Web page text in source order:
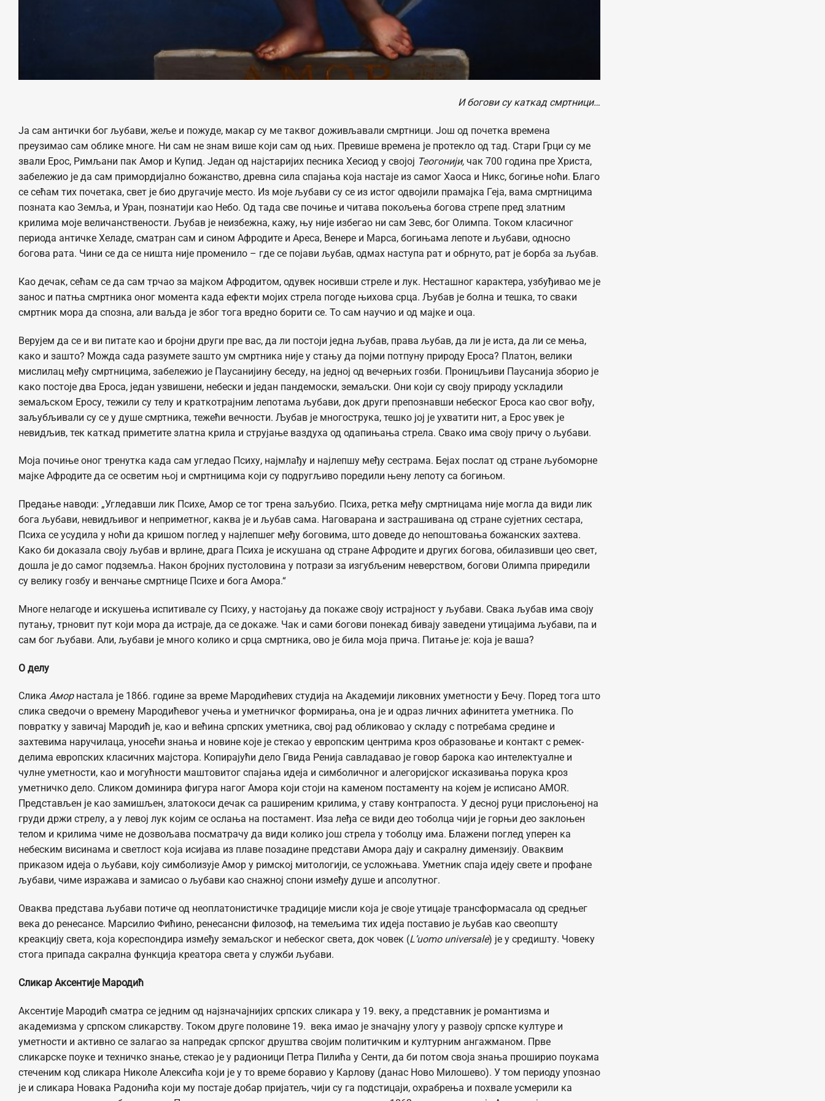
И богови су каткад смртници…
Ја сам антички бог љубави, жеље и пожуде, макар су ме таквог доживљавали смртници. Још од почетка времена
преузимао сам облике многе. Ни сам не знам више који сам од њих. Превише времена је протекло од тад. Стари Грци су ме
звали Ерос, Римљани пак Амор и Купид. Један од најстаријих песника Хесиод у својој Теогонији, чак 700 година пре Христа,
забележио је да сам примордијално божанство, древна сила спајања која настаје из самог Хаоса и Никс, богиње ноћи. Благо
се сећам тих почетака, свет је био другачије место. Из моје љубави су се из истог одвојили прамајка Геја, вама смртницима
позната као Земља, и Уран, познатији као Небо. Од тада све почиње и читава покољења богова стрепe пред златним
крилима моје величанствености. Љубав је неизбежна, кажу, њу није избегао ни сам Зевс, бог Олимпа. Током класичног
периода античке Хеладе, сматран сам и сином Афродите и Ареса, Венере и Марса, богињама лепоте и љубави, односно
богова рата. Чини се да се ништа није променило – где се појави љубав, одмах наступа рат и обрнуто, рат је борба за љубав.
Као дечак, сећам се да сам трчао за мајком Афродитом, одувек носивши стреле и лук. Несташног карактера, узбуђивао ме је
занос и патња смртника оног момента када ефекти мојих стрела погоде њихова срца. Љубав је болна и тешка, то сваки
смртник мора да спозна, али ваљда је због тога вредно борити се. То сам научио и од мајке и оца.
Верујем да се и ви питате као и бројни други пре вас, да ли постоји једна љубав, права љубав, да ли је иста, да ли се мења,
како и зашто? Можда сада разумете зашто ум смртника није у стању да појми потпуну природу Ероса? Платон, велики
мислилац међу смртницима, забележио је Паусанијину беседу, на једној од вечерњих гозби. Проницљиви Паусанија зборио је
како постоје два Ероса, један узвишени, небески и један пандемоски, земаљски. Они који су своју природу ускладили
земаљском Еросу, тежили су телу и краткотрајним лепотама љубави, док други препознавши небеског Ероса као свог вођу,
заљубљивали су се у душе смртника, тежећи вечности. Љубав је многострука, тешко јој је ухватити нит, а Ерос увек је
невидљив, тек каткад приметите златна крила и струјање ваздуха од одапињања стрела. Свако има своју причу о љубави.
Моја почиње оног тренутка када сам угледао Психу, најмлађу и најлепшу међу сестрама. Бејах послат од стране љубоморне
мајке Афродите да се осветим њој и смртницима који су подругљиво поредили њену лепоту са богињом.
Предање наводи: „Угледавши лик Психе, Амор се тог трена заљубио. Психа, ретка међу смртницама није могла да види лик
бога љубави, невидљивог и неприметног, каква је и љубав сама. Наговарана и застрашивана од стране сујетних сестара,
Психа се усудила у ноћи да кришом поглед у најлепшег међу боговима, што доведе до непоштовања божанских захтева.
Како би доказала своју љубав и врлине, драга Психа је искушана од стране Афродите и других богова, обилазивши цео свет,
дошла је до самог подземља. Након бројних пустоловина у потрази за изгубљеним неверством, богови Олимпа приредили
су велику гозбу и венчање смртнице Психе и бога Амора.“
Многе нелагоде и искушења испитивале су Психу, у настојању да покаже своју истрајност у љубави. Свака љубав има своју
путању, трновит пут који мора да истраје, да се докаже. Чак и сами богови понекад бивају заведени утицајима љубави, па и
сам бог љубави. Али, љубави је много колико и срца смртника, ово је била моја прича. Питање је: која је ваша?
О делу
Слика Аморнастала је 1866. године за време Мародићевих студија на Академији ликовних уметности у Бечу. Поред тога што
слика сведочи о времену Мародићевог учења и уметничког формирања, она је и одраз личних афинитета уметника. По
повратку у завичај Мародић је, као и већина српских уметника, свој рад обликовао у складу с потребама средине и
захтевима наручилаца, уносећи знања и новине које је стекао у европским центрима кроз образовање и контакт с ремек-
делима европских класичних мајстора. Копирајући дело Гвида Ренија савладавао је говор барока као интелектуалне и
чулне уметности, као и могућности маштовитог спајања идеја и симболичног и алегоријског исказивања порука кроз
уметничко дело. Сликом доминира фигура нагог Амора који стоји на каменом постаменту на којем је исписанo AMOR.
Представљен је као замишљен, златокоси дечак са раширеним крилима, у ставу контрапоста. У десној руци прислоњеној на
груди држи стрелу, а у левој лук којим се ослања на постамент. Иза леђа се види део тоболца чији је горњи део заклоњен
телом и крилима чиме не дозвољава посматрачу да види колико још стрела у тоболцу има. Блажени поглед уперен ка
небеским висинама и светлост која исијава из плаве позадине представи Амора дају и сакралну димензију. Оваквим
приказом идеја о љубави, коју симболизује Амор у римској митологији, се усложњава. Уметник спаја идеју свете и профане
љубави, чиме изражава и замисао о љубави као снажној спони између душе и апсолутног.
Oваква представа љубави потиче од неоплатонистичке традиције мисли која je своје утицаје трансформасала од средњег
века до ренесансе. Марсилио Фићино, ренесансни филозоф, на темељима тих идеја поставио је љубав као свеопшту
креакцију света, која кореспондира између земаљског и небеског света, док човек (L’uomo universale) је у средишту. Човеку
стога припада сакрална функција креатора света у служби љубави.
Сликар Аксентије Мародић
Аксентије Мародић сматра се једним од најзначајнијих српских сликара у 19. веку, а представник је романтизма и
академизма у српском сликарству. Током друге половине 19. века имао је значајну улогу у развоју српске културе и
уметности и активно се залагао за напредак српског друштва својим политичким и културним ангажманом. Прве
сликарске поуке и техничко знање, стекао је у радионици Петра Пилића у Сенти, да би потом своја знања проширио поукама
стеченим код сликара Николе Алексића који је у то време боравио у Карлову (данас Ново Милошево). У том периоду упознао
је и сликара Новака Радонића који му постаје добар пријатељ, чији су га подстицаји, охрабрења и похвале усмерили ка